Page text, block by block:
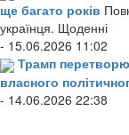
ще багато років
українця. Щоденні
- 15.06.2026 11:02
Трамп
власного
- 14.06.2026 22:38